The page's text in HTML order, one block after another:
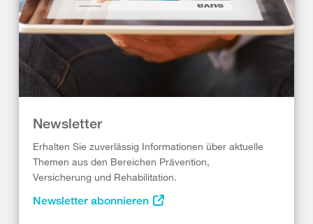
Newsletter
Erhalten Sie zuverlässig Informationen über aktuelle
Themen aus den Bereichen Prävention,
Versicherung und Rehabilitation.
Newsletter abonnieren